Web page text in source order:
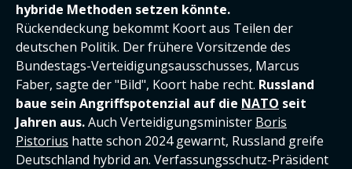
hybride Methoden setzen könnte.
Rückendeckung bekommt Koort aus Teilen der
deutschen Politik. Der frühere Vorsitzende des
Bundestags-Verteidigungsausschusses, Marcus
Faber, sagte der "Bild", Koort habe recht. Russland
baue sein Angriffspotenzial auf die NATO seit
Jahren aus.Auch Verteidigungsminister Boris
Pistorius hatte schon 2024 gewarnt, Russland greife
Deutschland hybrid an. Verfassungsschutz-Präsident